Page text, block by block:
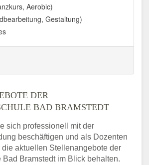
Aerobic)
Gestaltung)
DER
BAD BRAMSTEDT
sich professionell mit der
beschäftigen und als Dozenten
aktuellen Stellenangebote der
Bramstedt im Blick behalten.